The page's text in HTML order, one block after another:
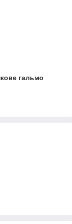
гальмо